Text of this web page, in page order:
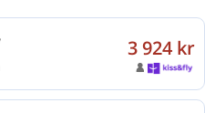
3 924 kr